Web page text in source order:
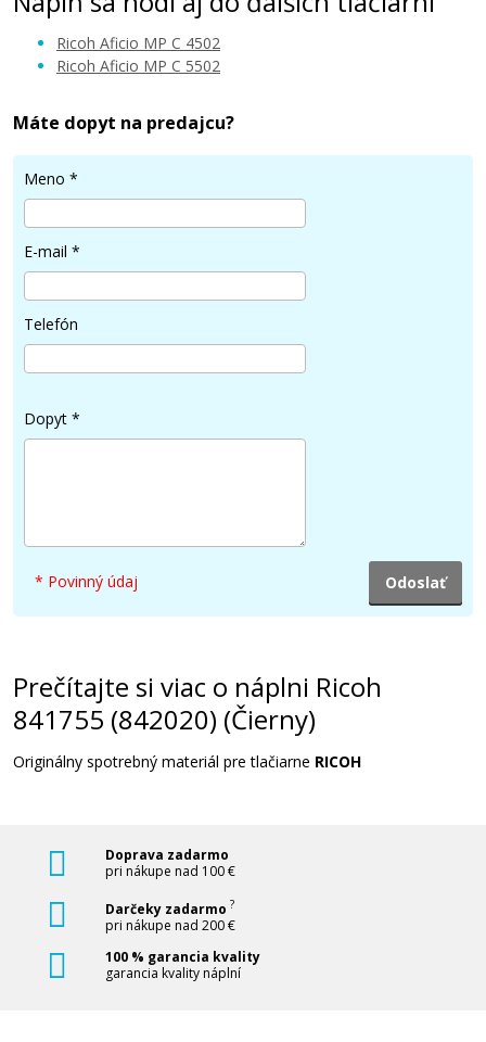
61,90 €
Ricoh 841756 (842021) (Žltý)
Ricoh 841756 (842021) (Žltý)
Originálny toner
51,90 €
Pridať do košíka
Ricoh Aficio MP C 4502
Ricoh Aficio MP C 5502
Máte dopyt na predajcu?
Meno *
E-mail *
Telefón
Dopyt *
* Povinný údaj
Prečítajte si viac o náplni Ricoh
841755 (842020) (Čierny)
Originálny spotrebný materiál pre tlačiarne RICOH
Doprava zadarmo
pri nákupe nad 100 €
Darčeky zadarmo ?
pri nákupe nad 200 €
100 % garancia kvality
garancia kvality náplní